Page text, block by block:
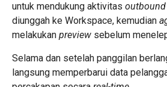
untuk mendukung aktivitas outbound
diunggah ke Workspace, kemudian
melakukan preview sebelum
Selama dan setelah panggilan
langsung memperbarui data